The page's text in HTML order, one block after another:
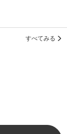
すべてみる